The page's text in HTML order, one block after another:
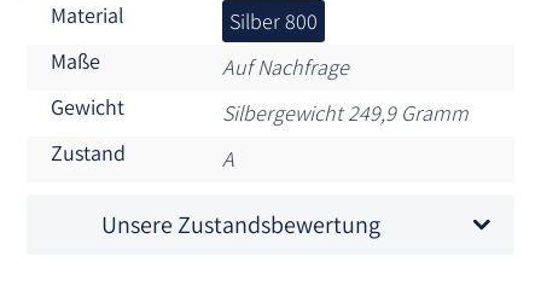
Material
Silber 800
Maße
Auf Nachfrage
Gewicht
Silbergewicht 249,9 Gramm
Zustand
A
Unsere Zustandsbewertung